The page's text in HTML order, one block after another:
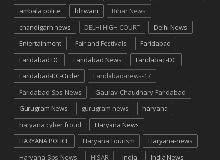
ambala police
bhiwani
Bihar News
chandigarh news
DELHI HIGH COURT
Delhi News
Entertainment
Fair and Festivals
Faridabad
Faridabad DC
Faridabad News
Faridabad-DC
Faridabad-DC-Order
Faridabad-news-17
Faridabad-Sps-News
Gaurav-Chaudhary-Faridabad
Gurugram News
gurugram-news
haryana
haryana cyber froud
Haryana News
HARYANA POLICE
Haryana Tourism
Haryana-news
Haryana-Sps-News
HISAR india India News